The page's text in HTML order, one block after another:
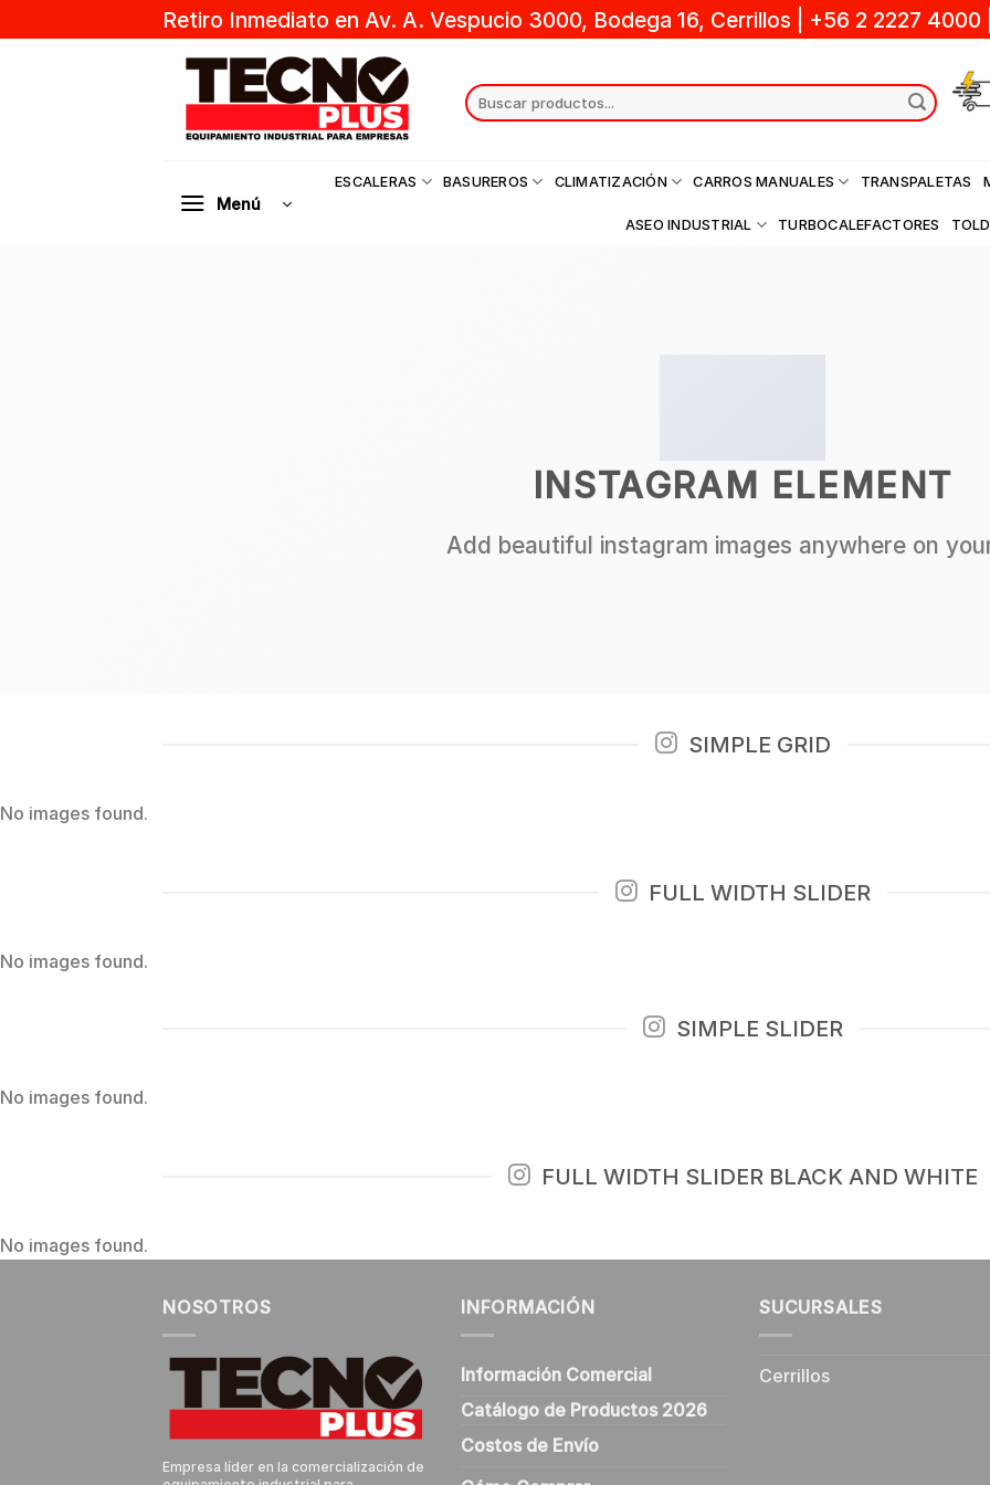
to
Retiro Inmediato en Av. A. Vespucio 3000, Bodega 16, Cerrillos +56 2 2227 4000
Search
for:
Menú
ESCALERAS BASUREROS CLIMATIZACIÓN CARROS MANUALES TRANSPALETAS
ASEO INDUSTRIAL TURBOCALEFACTORES
INSTAGRAM ELEMENT
Add beautiful instagram images anywhere on
SIMPLE GRID
No images found.
FULL WIDTH SLIDER
No images found.
SIMPLE SLIDER
No images found.
FULL WIDTH SLIDER BLACK AND WHITE
No images found.
NOSOTROS
Empresa líder en la comercialización de
INFORMACIÓN
Información Comercial
Catálogo de Productos 2026
Costos de Envío
SUCURSALES
Cerrillos